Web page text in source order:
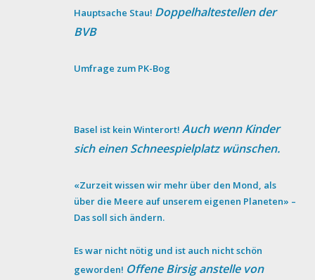
Hauptsache Stau! Doppelhaltestellen der
BVB
Umfrage zum PK-Bog
Basel ist kein Winterort!Auch wenn Kinder
sich einen Schneespielplatz wünschen.
«Zurzeit wissen wir mehr über den Mond, als
über die Meere auf unserem eigenen Planeten» –
Das soll sich ändern.
Es war nicht nötig und ist auch nicht schön
geworden! Offene Birsig anstelle von